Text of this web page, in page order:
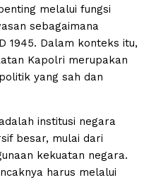
melalui fungsi
sebagaimana
1945. Dalam konteks itu,
Kapolri merupakan
yang sah dan
institusi negara
besar, mulai dari
kekuatan negara.
harus melalui